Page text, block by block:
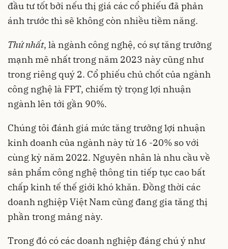
đầu tư tốt bởi nếu thị giá các cổ phiếu đã phản
ánh trước thì sẽ không còn nhiều tiềm năng.
Thứnhất, là ngành công nghệ, có sự tăng trưởng
mạnh mẽ nhất trong năm 2023 này cũng như
trong riêng quý 2. Cổ phiếu chủ chốt của ngành
công nghệ là FPT, chiếm tỷ trọng lợi nhuận
ngành lên tới gần 90%.
Chúng tôi đánh giá mức tăng trưởng lợi nhuận
kinh doanh của ngành này từ 16 -20% so với
cùng kỳ năm 2022. Nguyên nhân là nhu cầu về
sản phẩm công nghệ thông tin tiếp tục cao bất
chấp kinh tế thế giới khó khăn. Đồng thời các
doanh nghiệp Việt Nam cũng đang gia tăng thị
phần trong mảng này.
Trong đó có các doanh nghiệp đáng chú ý như